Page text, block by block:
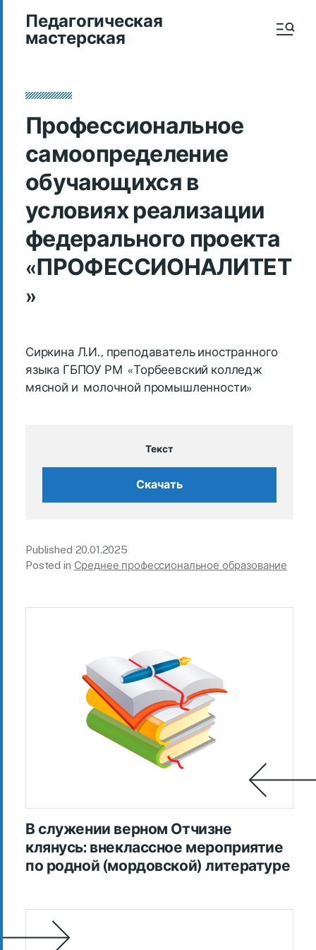
Педагогическая
мастерская
Профессиональное
самоопределение
обучающихся в
условиях реализации
федерального проекта
«ПРОФЕССИОНАЛИТЕТ
»
Сиркина Л.И., преподаватель иностранного
языка ГБПОУ РМ «Торбеевский колледж
мясной и молочной промышленности»
Текст
Скачать
Published 20.01.2025
Posted in Среднее профессиональное образование
В служении верном Отчизне
клянусь: внеклассное мероприятие
по родной (мордовской) литературе